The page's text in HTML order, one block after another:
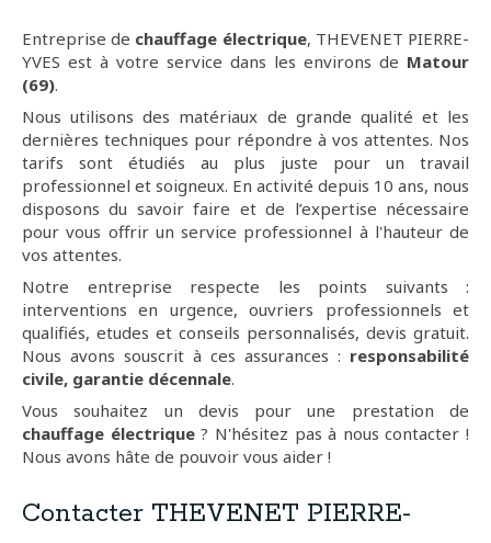
Entreprise de chauffage électrique, THEVENET PIERRE-
YVES est à votre service dans les environs de Matour
(69).
Nous utilisons des matériaux de grande qualité et les
dernières techniques pour répondre à vos attentes. Nos
tarifs sont étudiés au plus juste pour un travail
professionnel et soigneux. En activité depuis 10 ans, nous
disposons du savoir faire et de l’expertise nécessaire
pour vous offrir un service professionnel à l'hauteur de
vos attentes.
Notre entreprise respecte les points suivants :
interventions en urgence, ouvriers professionnels et
qualifiés, etudes et conseils personnalisés, devis gratuit.
Nous avons souscrit à ces assurances : responsabilité
civile, garantie décennale.
Vous souhaitez un devis pour une prestation de
chauffage électrique? N'hésitez pas à nous contacter !
Nous avons hâte de pouvoir vous aider !
Contacter THEVENET PIERRE-